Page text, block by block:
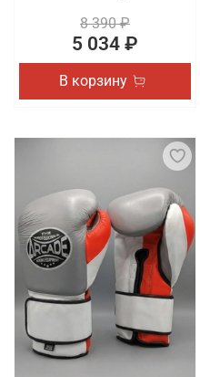
8 390 ₽
5 034 ₽
В корзину